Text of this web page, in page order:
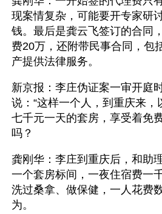
现案情复杂，可能要开专家研
钱。最后是龚云飞签订的合同
费20万，还附带民事合同，包
产提供法律服务。
新京报：李庄伪证案一审开庭
说：“这样一个人，到重庆来
七千元一天的套房，享受着免
吗？
龚刚华：李庄到重庆后，和助
一个套房标间，一夜住宿费一
洗过桑拿、做保健，一人花费
为。